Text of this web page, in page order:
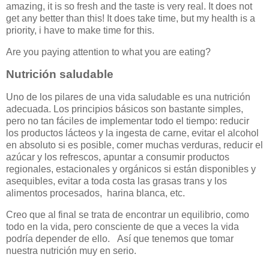
amazing, it is so fresh and the taste is very real. It does not
get any better than this! It does take time, but my health is a
priority, i have to make time for this.
Are you paying attention to what you are eating?
Nutrición saludable
Uno de los pilares de una vida saludable es una nutrición
adecuada. Los principios básicos son bastante simples,
pero no tan fáciles de implementar todo el tiempo: reducir
los productos lácteos y la ingesta de carne, evitar el alcohol
en absoluto si es posible, comer muchas verduras, reducir el
azúcar y los refrescos, apuntar a consumir productos
regionales, estacionales y orgánicos si están disponibles y
asequibles, evitar a toda costa las grasas trans y los
alimentos procesados, harina blanca, etc.
Creo que al final se trata de encontrar un equilibrio, como
todo en la vida, pero consciente de que a veces la vida
podría depender de ello. Así que tenemos que tomar
nuestra nutrición muy en serio.